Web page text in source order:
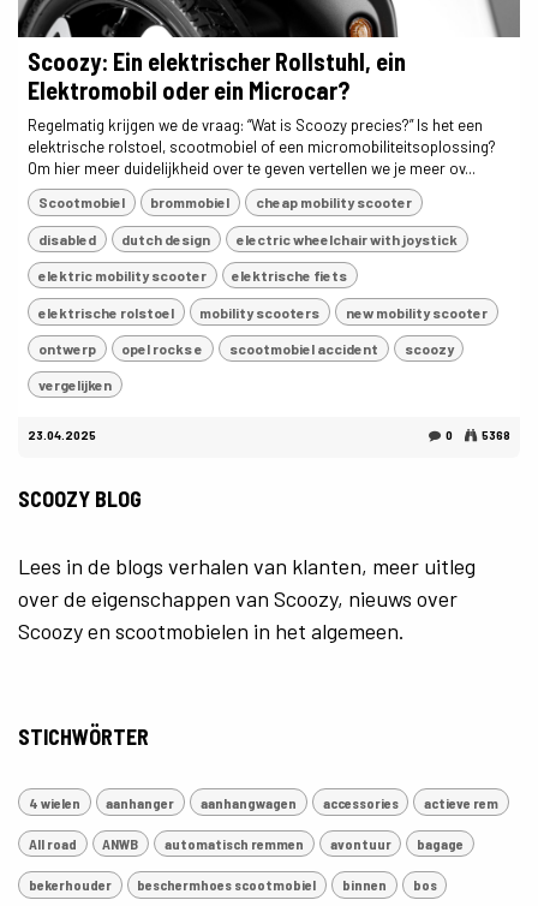
Scoozy: Ein elektrischer Rollstuhl, ein
Elektromobil oder ein Microcar?
Regelmatig krijgen we de vraag: “Wat is Scoozy precies?” Is het een
elektrische rolstoel, scootmobiel of een micromobiliteitsoplossing?
Om hier meer duidelijkheid over te geven vertellen we je meer ov...
Scootmobiel brommobiel cheap mobility scooter
disabled dutch design electric wheelchair with joystick
elektric mobility scooter elektrische fiets
elektrische rolstoel mobility scooters new mobility scooter
ontwerp opel rocks e scootmobiel accident scoozy
vergelijken
23.04.2025 0 5368
SCOOZY BLOG
Lees in de blogs verhalen van klanten, meer uitleg
over de eigenschappen van Scoozy, nieuws over
Scoozy en scootmobielen in het algemeen.
STICHWÖRTER
4 wielen aanhanger aanhangwagen accessories actieve rem
All road ANWB automatisch remmen avontuur bagage
bekerhouder beschermhoes scootmobiel binnen bos